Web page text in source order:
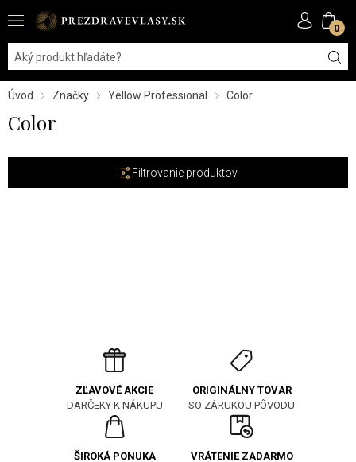
0
Úvod Značky Yellow Professional Color
Color
Filtrovanie produktov
ZĽAVOVÉ AKCIE
DARČEKY K NÁKUPU
ORIGINÁLNY TOVAR
SO ZÁRUKOU PÔVODU
ŠIROKÁ PONUKA
VRÁTENIE ZADARMO